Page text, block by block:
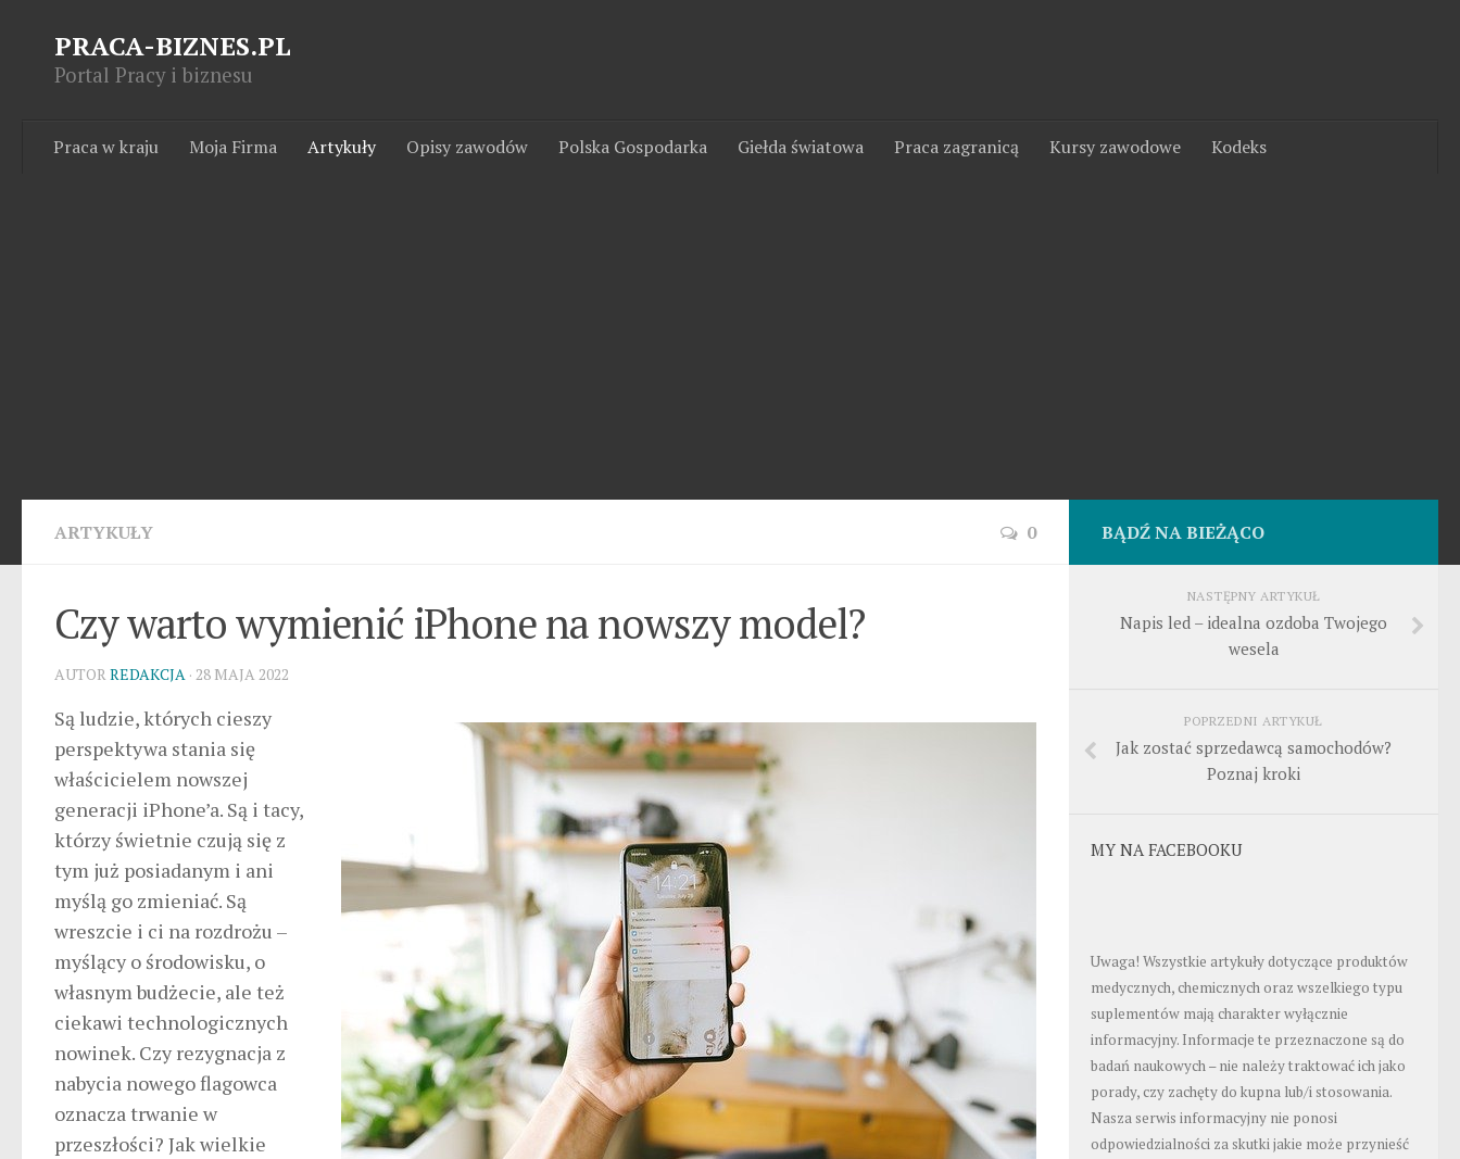
PRACA-BIZNES.PL
Portal Pracy i biznesu
Praca w kraju Moja Firma Artykuły Opisy zawodów Polska Gospodarka Giełda światowa Praca zagranicą Kursy zawodowe Kodeks
ARTYKUŁY 0
Czy warto wymienić iPhone na nowszy model?
AUTOR REDAKCJA · 28 MAJA 2022
Są ludzie, których cieszy
perspektywa stania się
właścicielem nowszej
generacji iPhone’a. Są i tacy,
którzy świetnie czują się z
tym już posiadanym i ani
myślą go zmieniać. Są
wreszcie i ci na rozdrożu –
myślący o środowisku, o
własnym budżecie, ale też
ciekawi technologicznych
nowinek. Czy rezygnacja z
nabycia nowego flagowca
oznacza trwanie w
przeszłości? Jak wielkie
BĄDŹ NA BIEŻĄCO
NASTĘPNY ARTYKUŁ
Napis led – idealna ozdoba Twojego
wesela
POPRZEDNI ARTYKUŁ
Jak zostać sprzedawcą samochodów?
Poznaj kroki
MY NA FACEBOOKU
Uwaga! Wszystkie artykuły dotyczące produktów
medycznych, chemicznych oraz wszelkiego typu
suplementów mają charakter wyłącznie
informacyjny. Informacje te przeznaczone są do
badań naukowych – nie należy traktować ich jako
porady, czy zachęty do kupna lub/i stosowania.
Nasza serwis informacyjny nie ponosi
odpowiedzialności za skutki jakie może przynieść